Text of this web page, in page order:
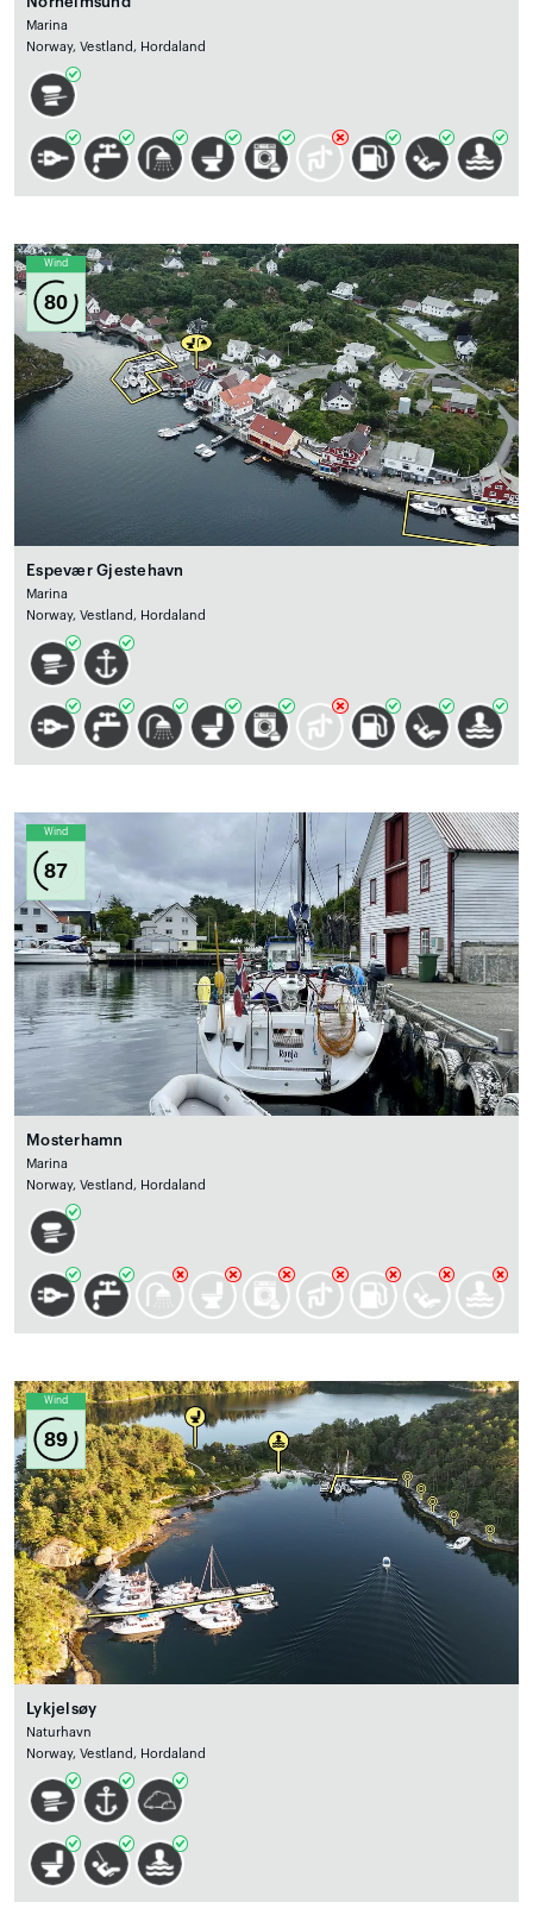
Marina
Norway, Vestland, Hordaland
Wind
80
Espevær Gjestehavn
Marina
Norway, Vestland, Hordaland
Wind
87
Mosterhamn
Marina
Norway, Vestland, Hordaland
Wind
89
Lykjelsøy
Naturhavn
Norway, Vestland, Hordaland